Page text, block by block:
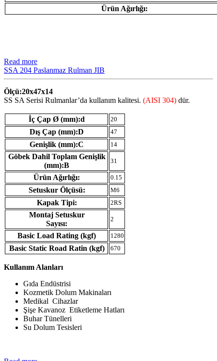
Ürün Ağırlığı:
Read more
SSA 204 Paslanmaz Rulman JIB
Ölçü:20x47x14
SS SA Serisi Rulmanlar’da kullanım kalitesi. (AISI 304) dür.
İç Çap Ø (mm):d 20
Dış Çap (mm):D 47
Genişlik (mm):C 14
Göbek Dahil Toplam Genişlik
(mm):B
31
Ürün Ağırlığı: 0.15
Setuskur Ölçüsü: M6
Kapak Tipi: 2RS
Montaj Setuskur
Sayısı:
2
Basic Load Rating (kgf) 1280
Basic Static Road Ratin (kgf) 670
Kullanım Alanları
Gıda Endüstrisi
Kozmetik Dolum Makinaları
Medikal Cihazlar
Şişe Kavanoz Etiketleme Hatları
Buhar Tünelleri
Su Dolum Tesisleri